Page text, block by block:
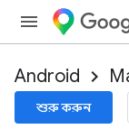
Android
শুরু করুন